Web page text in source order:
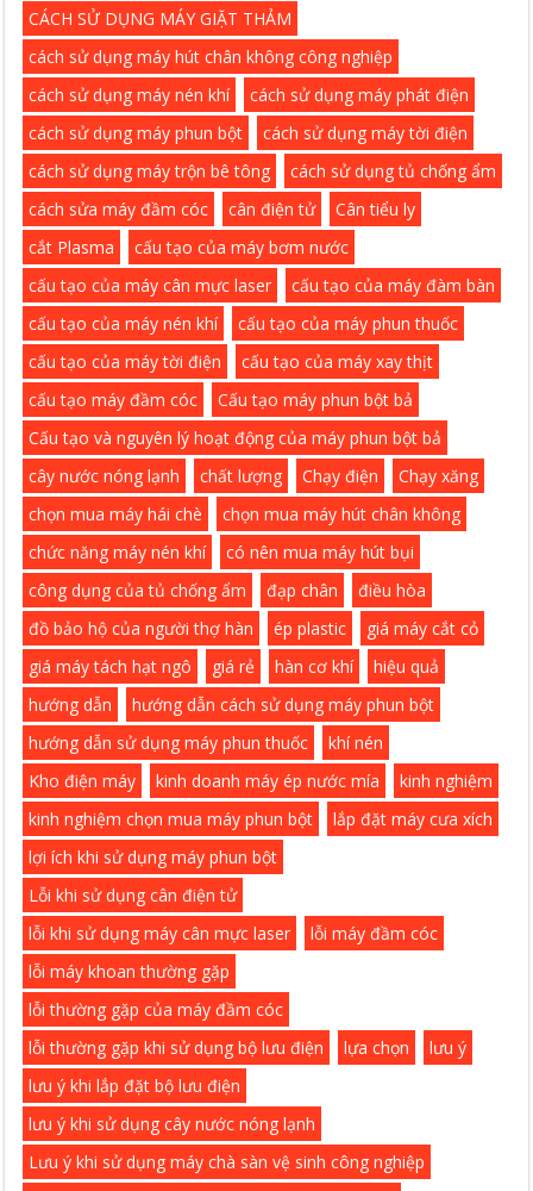
CÁCH SỬ DỤNG MÁY GIẶT THẢM
cách sử dụng máy hút chân không công nghiệp
cách sử dụng máy nén khí
cách sử dụng máy phát điện
cách sử dụng máy phun bột
cách sử dụng máy tời điện
cách sử dụng máy trộn bê tông
cách sử dụng tủ chống ẩm
cách sửa máy đầm cóc
cân điện tử
Cân tiểu ly
cắt Plasma
cấu tạo của máy bơm nước
cấu tạo của máy cân mực laser
cấu tạo của máy đàm bàn
cấu tạo của máy nén khí
cấu tạo của máy phun thuốc
cấu tạo của máy tời điện
cấu tạo của máy xay thịt
cấu tạo máy đầm cóc
Cấu tạo máy phun bột bả
Cấu tạo và nguyên lý hoạt động của máy phun bột bả
cây nước nóng lạnh
chất lượng Chạy điện
Chạy xăng
chọn mua máy hái chè
chọn mua máy hút chân không
chức năng máy nén khí
có nên mua máy hút bụi
công dụng của tủ chống ẩm
đạp chân
điều hòa
đồ bảo hộ của người thợ hàn
ép plastic
giá máy cắt cỏ
giá máy tách hạt ngô
giá rẻ hàn cơ khí
hiệu quả
hướng dẫn
hướng dẫn cách sử dụng máy phun bột
hướng dẫn sử dụng máy phun thuốc
khí nén
Kho điện máy
kinh doanh máy ép nước mía
kinh nghiệm
kinh nghiệm chọn mua máy phun bột
lắp đặt máy cưa xích
lợi ích khi sử dụng máy phun bột
Lỗi khi sử dụng cân điện tử
lỗi khi sử dụng máy cân mực laser
lỗi máy đầm cóc
lỗi máy khoan thường gặp
lỗi thường gặp của máy đầm cóc
lỗi thường gặp khi sử dụng bộ lưu điện
lựa chọn
lưu ý
lưu ý khi lắp đặt bộ lưu điện
lưu ý khi sử dụng cây nước nóng lạnh
Lưu ý khi sử dụng máy chà sàn vệ sinh công nghiệp